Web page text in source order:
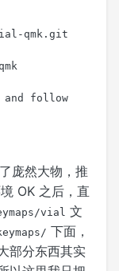
qmk.git
and follow
庞然大物，推
OK 之后，直
vial 文
下面，
部分东西其实